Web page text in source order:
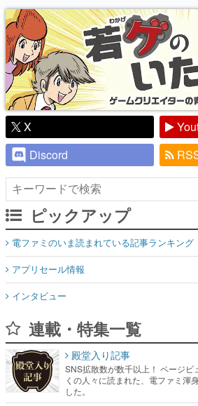
り】
X
Discord
ピックアップ
電ファミのいま読まれている記事ランキング
アプリセール情報
インタビュー
連載・特集一覧
殿堂入り記事
SNS拡散数が数千以上！ ページビ
くの人々に読まれた、電ファミ渾
した。